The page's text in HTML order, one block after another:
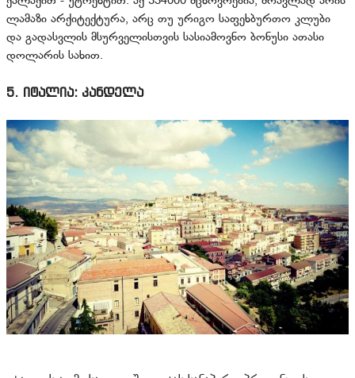
ლამაზი არქიტექტურა, არც თუ ურიგო საფეხბურთო კლუბი
და გადასვლის მსურველისთვის სასიამოვნო ბონუსი ათასი
დოლარის სახით.
5. იტალია: კანდელა